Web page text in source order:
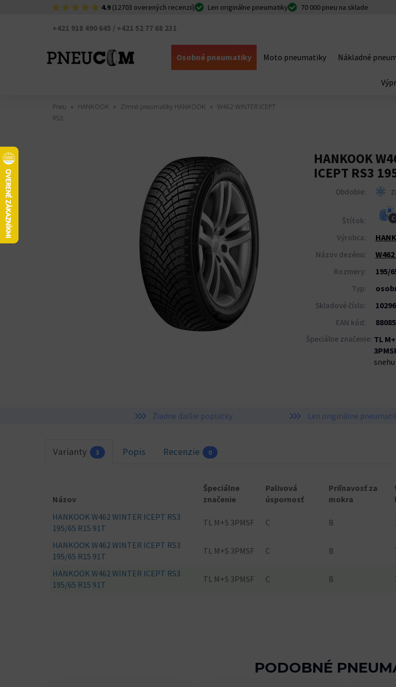
4.9 (12703 overených recenzií) Len originálne pneumatiky 70 000 pneu na sklade
+421 918 490 645 / +421 52 77 68 231
Osobné pneumatiky Moto pneumatiky Nákladné
Pneu HANKOOK Zimné pneumatiky HANKOOK
W462 WINTER ICEPT
RS3
HANKOOK
ICEPT RS3
Obdobie:
Štítok: C
Výrobca:
Názov dezénu:
Rozmery: 195/
Typ:
Skladové číslo:
EAN kód:
Špeciálne značenie: TL
snehu
Žiadne ďalšie poplatky Len originálne
Varianty 3 Popis Recenzie 0
Názov
Špeciálne
značenie
Palivová
úspornosť
Priľnavosť za
mokra
HANKOOK W462 WINTER ICEPT RS3
195/65 R15 91T
TL M+S 3PMSF C B
HANKOOK W462 WINTER ICEPT RS3
195/65 R15 91T
TL M+S 3PMSF C B
HANKOOK W462 WINTER ICEPT RS3
195/65 R15 91T
TL M+S 3PMSF C B
PODOBNÉ